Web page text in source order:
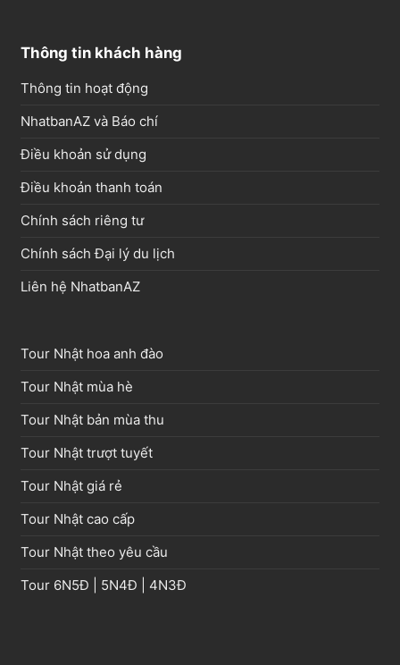
Thông tin khách hàng
Thông tin hoạt động
NhatbanAZ và Báo chí
Điều khoản sử dụng
Điều khoản thanh toán
Chính sách riêng tư
Chính sách Đại lý du lịch
Liên hệ NhatbanAZ
Tour Nhật hoa anh đào
Tour Nhật mùa hè
Tour Nhật bản mùa thu
Tour Nhật trượt tuyết
Tour Nhật giá rẻ
Tour Nhật cao cấp
Tour Nhật theo yêu cầu
Tour 6N5Đ 5N4Đ 4N3Đ